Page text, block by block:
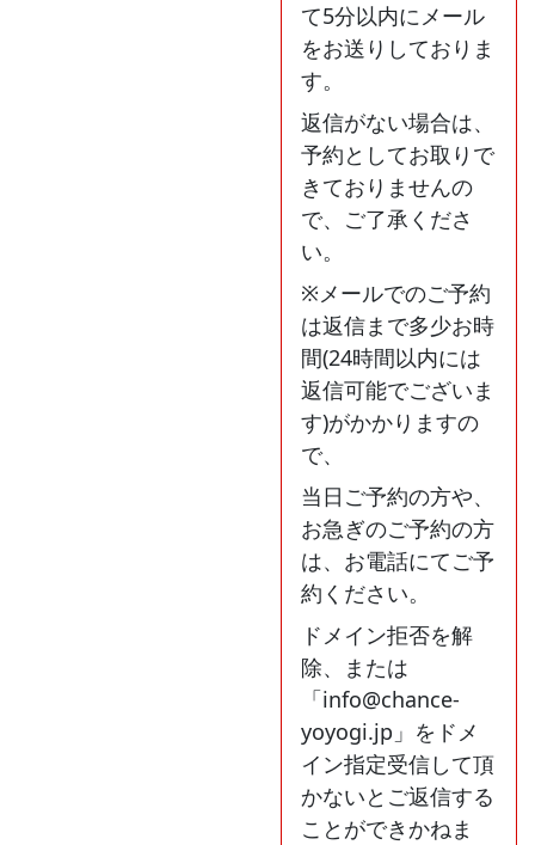
て5分以内にメール
をお送りしておりま
す。
返信がない場合は、
予約としてお取りで
きておりませんの
で、ご了承くださ
い。
※メールでのご予約
は返信まで多少お時
間(24時間以内には
返信可能でございま
す)がかかりますの
で、
当日ご予約の方や、
お急ぎのご予約の方
は、お電話にてご予
約ください。
ドメイン拒否を解
除、または
「info@chance-
yoyogi.jp」をドメ
イン指定受信して頂
かないとご返信する
ことができかねま